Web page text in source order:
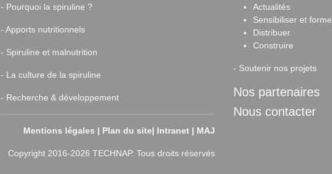
- Pourquoi la spiruline ?
- Apports nutritionnels
- Spiruline et malnutrition
- La culture de la spiruline
- Recherche & développement
Mentions légales | Plan du site| Intranet | MAJ
Copyright 2016-2026 TECHNAP. Tous droits réservés
Actualités
Sensibiliser et forme
Distribuer
Construire
- Soutenir nos projets
Nos partenaires
Nous contacter